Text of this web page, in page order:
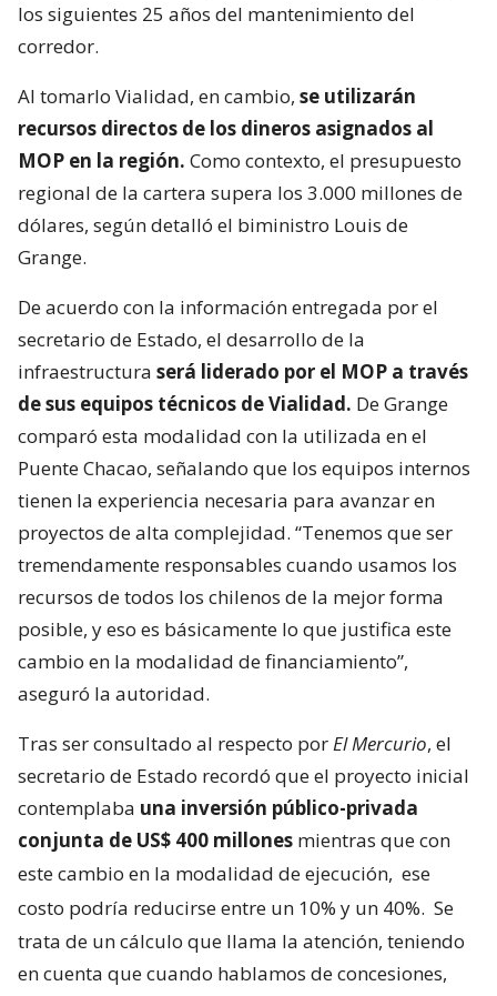
los siguientes 25 años del mantenimiento del
corredor.
Al tomarlo Vialidad, en cambio, se utilizarán
recursos directos de los dineros asignados al
MOP en la región. Como contexto, el presupuesto
regional de la cartera supera los 3.000 millones de
dólares, según detalló el biministro Louis de
Grange.
De acuerdo con la información entregada por el
secretario de Estado, el desarrollo de la
infraestructura será liderado por el MOP a través
de sus equipos técnicos de Vialidad. De Grange
comparó esta modalidad con la utilizada en el
Puente Chacao, señalando que los equipos internos
tienen la experiencia necesaria para avanzar en
proyectos de alta complejidad. “Tenemos que ser
tremendamente responsables cuando usamos los
recursos de todos los chilenos de la mejor forma
posible, y eso es básicamente lo que justifica este
cambio en la modalidad de financiamiento”,
aseguró la autoridad.
Tras ser consultado al respecto porEl Mercurio, el
secretario de Estado recordó que el proyecto inicial
contemplaba una inversión público-privada
conjunta de US$ 400 millones mientras que con
este cambio en la modalidad de ejecución, ese
costo podría reducirse entre un 10% y un 40%. Se
trata de un cálculo que llama la atención, teniendo
en cuenta que cuando hablamos de concesiones,